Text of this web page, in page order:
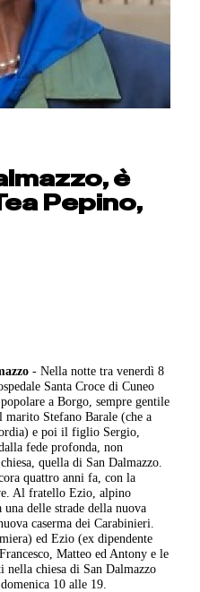
è
Pepino,
- Nella notte tra venerdì 8
Santa Croce di Cuneo
a Borgo, sempre gentile
marito Stefano Barale (che a
e poi il figlio Sergio,
fede profonda, non
quella di San Dalmazzo.
quattro anni fa, con la
Al fratello Ezio, alpino
una delle strade della nuova
caserma dei Carabinieri.
ed Ezio (ex dipendente
Matteo ed Antony e le
nella chiesa di San Dalmazzo
10 alle 19.